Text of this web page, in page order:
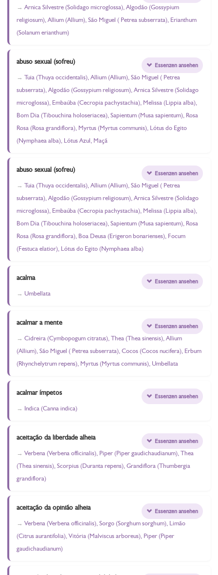
Arnica Silvestre (Solidago microglossa), Algodão (Gossypium
religiosum), Allium (Allium), São Miguel ( Petrea subserrata), Erianthum
(Solanum erianthum)
abuso sexual (sofreu)
Tuia (Thuya occidentalis), Allium (Allium), São Miguel ( Petrea
subserrata), Algodão (Gossypium religiosum), Arnica Silvestre (Solidago
microglossa), Embaúba (Cecropia pachystachia), Melissa (Lippia alba),
Bom Dia (Tibouchina holoseriacea), Sapientum (Musa sapientum), Rosa
Rosa (Rosa grandiflora), Myrtus (Myrtus communis), Lótus do Egito
(Nymphaea alba), Lótus Azul, Maçã
Essenzen ansehen
abuso sexual (sofreu)
Tuia (Thuya occidentalis), Allium (Allium), São Miguel ( Petrea
subserrata), Algodão (Gossypium religiosum), Arnica Silvestre (Solidago
microglossa), Embaúba (Cecropia pachystachia), Melissa (Lippia alba),
Bom Dia (Tibouchina holoseriacea), Sapientum (Musa sapientum), Rosa
Rosa (Rosa grandiflora), Boa Deusa (Erigeron bonarienses), Focum
(Festuca elatior), Lótus do Egito (Nymphaea alba)
Essenzen ansehen
acalma
Umbellata
Essenzen ansehen
acalmar a mente
Cidreira (Cymbopogum citratus), Thea (Thea sinensis), Allium
(Allium), São Miguel ( Petrea subserrata), Cocos (Cocos nucifera), Erbum
(Rhynchelytrum repens), Myrtus (Myrtus communis), Umbellata
Essenzen ansehen
acalmar ímpetos
Indica (Canna indica)
Essenzen ansehen
aceitação da liberdade alheia
Verbena (Verbena officinalis), Piper (Piper gaudichaudianum), Thea
(Thea sinensis), Scorpius (Duranta repens), Grandiflora (Thumbergia
grandiflora)
Essenzen ansehen
aceitação da opinião alheia
Verbena (Verbena officinalis), Sorgo (Sorghum sorghum), Limão
(Citrus aurantifolia), Vitória (Malviscus arboreus), Piper (Piper
gaudichaudianum)
Essenzen ansehen